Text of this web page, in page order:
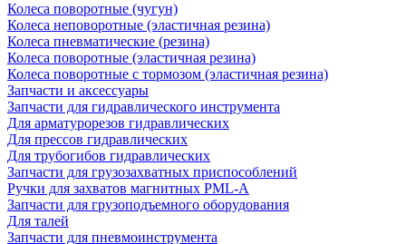
Колеса поворотные (чугун)
Колеса неповоротные (эластичная резина)
Колеса пневматические (резина)
Колеса поворотные (эластичная резина)
Колеса поворотные c тормозом (эластичная резина)
Запчасти и аксессуары
Запчасти для гидравлического инструмента
Для арматурорезов гидравлических
Для прессов гидравлических
Для трубогибов гидравлических
Запчасти для грузозахватных приспособлений
Ручки для захватов магнитных PML-A
Запчасти для грузоподъемного оборудования
Для талей
Запчасти для пневмоинструмента